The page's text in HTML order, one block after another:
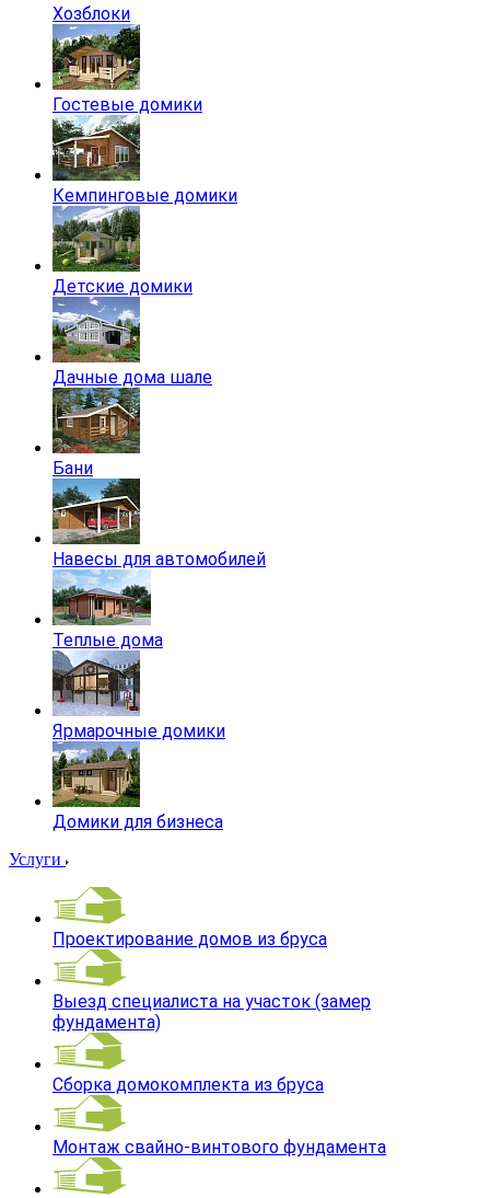
Хозблоки
Гостевые домики
Кемпинговые домики
Детские домики
Дачные дома шале
Бани
Навесы для автомобилей
Теплые дома
Ярмарочные домики
Домики для бизнеса
Услуги
Проектирование домов из бруса
Выезд специалиста на участок (замер
фундамента)
Сборка домокомплекта из бруса
Монтаж свайно-винтового фундамента